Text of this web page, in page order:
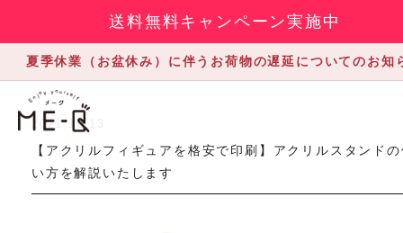
送料無料キャンペーン実施中
夏季休業（お盆休み）に伴うお荷物の遅延についてのお知
2021.12.13
【アクリルフィギュアを格安で印刷】アクリルスタンド
い方を解説いたします